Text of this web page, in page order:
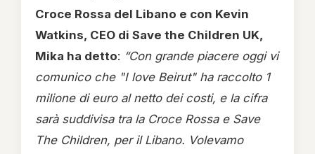
Croce Rossa del Libano e con Kevin
Watkins, CEO di Save the Children UK,
Mika ha detto: “Con grande piacere oggi vi
comunico che "I love Beirut" ha raccolto 1
milione di euro al netto dei costi, e la cifra
sarà suddivisa tra la Croce Rossa e Save
The Children, per il Libano. Volevamo